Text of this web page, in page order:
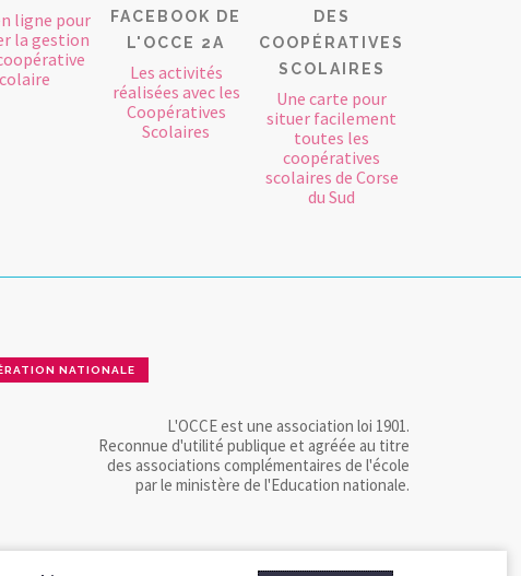
ligne pour
la gestion
FACEBOOK DE
L'OCCE 2A
Les activités
réalisées avec les
Coopératives
Scolaires
DES
COOPÉRATIVES
SCOLAIRES
Une carte pour
situer facilement
toutes les
coopératives
scolaires de Corse
du Sud
NATIONALE
L'OCCE est une association loi 1901.
Reconnue d'utilité publique et agréée au titre
des associations complémentaires de l'école
par le ministère de l'Education nationale.